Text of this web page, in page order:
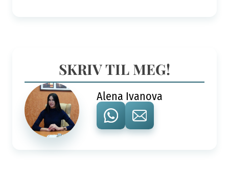
SKRIV TIL MEG!
Alena Ivanova